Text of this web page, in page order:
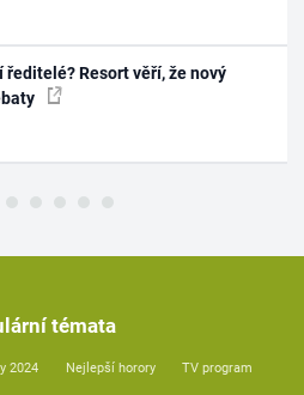
Resort věří, že nový
témata
2024 Nejlepší horory TV program